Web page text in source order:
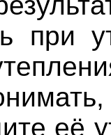
при
её